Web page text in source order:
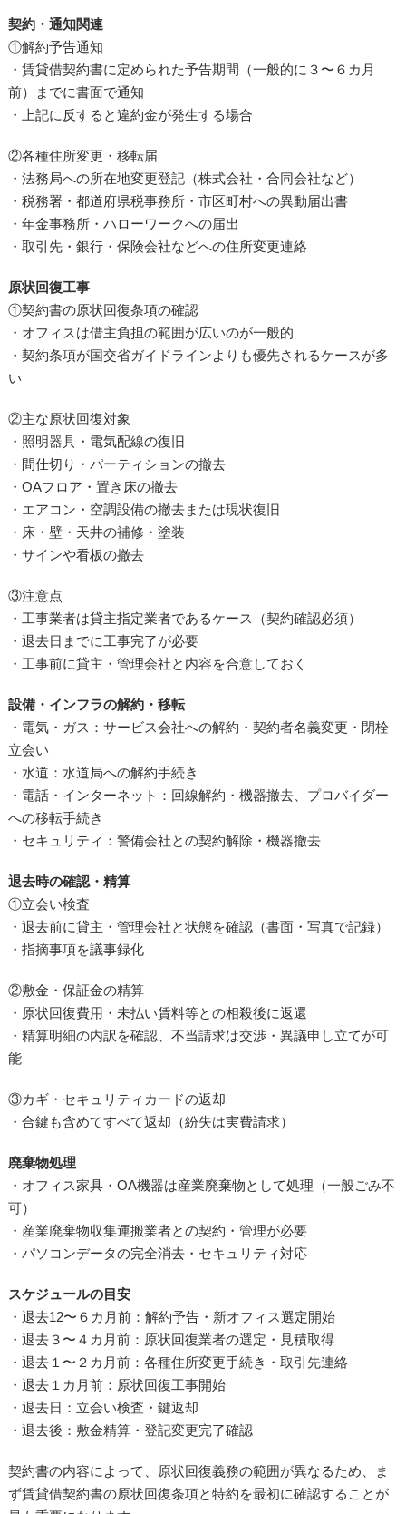
契約・通知関連
①解約予告通知
・賃貸借契約書に定められた予告期間（一般的に３〜６カ月
前）までに書面で通知
・上記に反すると違約金が発生する場合
②各種住所変更・移転届
・法務局への所在地変更登記（株式会社・合同会社など）
・税務署・都道府県税事務所・市区町村への異動届出書
・年金事務所・ハローワークへの届出
・取引先・銀行・保険会社などへの住所変更連絡
原状回復工事
①契約書の原状回復条項の確認
・オフィスは借主負担の範囲が広いのが一般的
・契約条項が国交省ガイドラインよりも優先されるケースが多
い
②主な原状回復対象
・照明器具・電気配線の復旧
・間仕切り・パーティションの撤去
・OAフロア・置き床の撤去
・エアコン・空調設備の撤去または現状復旧
・床・壁・天井の補修・塗装
・サインや看板の撤去
③注意点
・工事業者は貸主指定業者であるケース（契約確認必須）
・退去日までに工事完了が必要
・工事前に貸主・管理会社と内容を合意しておく
設備・インフラの解約・移転
・電気・ガス：サービス会社への解約・契約者名義変更・閉栓
立会い
・水道：水道局への解約手続き
・電話・インターネット：回線解約・機器撤去、プロバイダー
への移転手続き
・セキュリティ：警備会社との契約解除・機器撤去
退去時の確認・精算
①立会い検査
・退去前に貸主・管理会社と状態を確認（書面・写真で記録）
・指摘事項を議事録化
②敷金・保証金の精算
・原状回復費用・未払い賃料等との相殺後に返還
・精算明細の内訳を確認、不当請求は交渉・異議申し立てが可
能
③カギ・セキュリティカードの返却
・合鍵も含めてすべて返却（紛失は実費請求）
廃棄物処理
・オフィス家具・OA機器は産業廃棄物として処理（一般ごみ不
可）
・産業廃棄物収集運搬業者との契約・管理が必要
・パソコンデータの完全消去・セキュリティ対応
スケジュールの目安
・退去12〜６カ月前：解約予告・新オフィス選定開始
・退去３〜４カ月前：原状回復業者の選定・見積取得
・退去１〜２カ月前：各種住所変更手続き・取引先連絡
・退去１カ月前：原状回復工事開始
・退去日：立会い検査・鍵返却
・退去後：敷金精算・登記変更完了確認
契約書の内容によって、原状回復義務の範囲が異なるため、ま
ず賃貸借契約書の原状回復条項と特約を最初に確認することが